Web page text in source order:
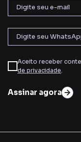
Aceito receber
de privacidade
Assinar agora